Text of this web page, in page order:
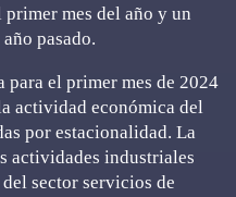
primer mes del año y un
pasado.
el primer mes de 2024
actividad económica del
por estacionalidad. La
actividades industriales
sector servicios de